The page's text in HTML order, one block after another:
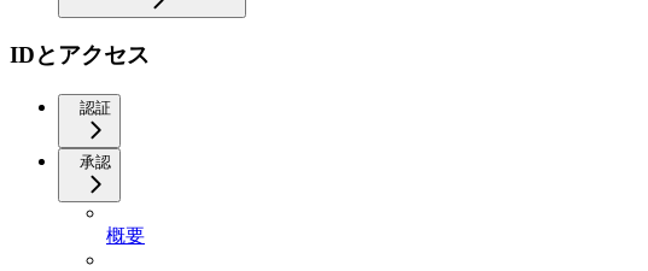
IDとアクセス
認証
承認
概要